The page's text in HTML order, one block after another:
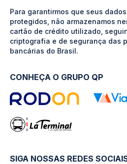
Para garantirmos que seus
protegidos, não armazenamos
cartão de crédito utilizado,
criptografia e de segurança das
bancárias do Brasil.
CONHEÇA O GRUPO QP
SIGA NOSSAS REDES